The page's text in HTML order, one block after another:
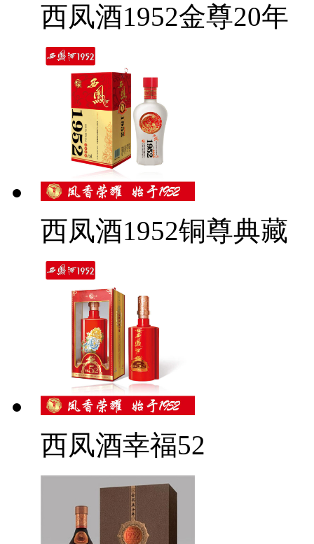
西凤酒1952金尊20年
西凤酒1952铜尊典藏
西凤酒幸福52